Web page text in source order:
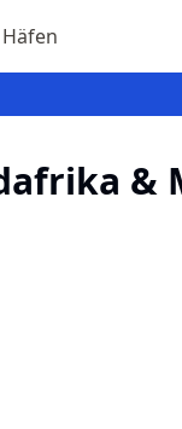
Häfen
&